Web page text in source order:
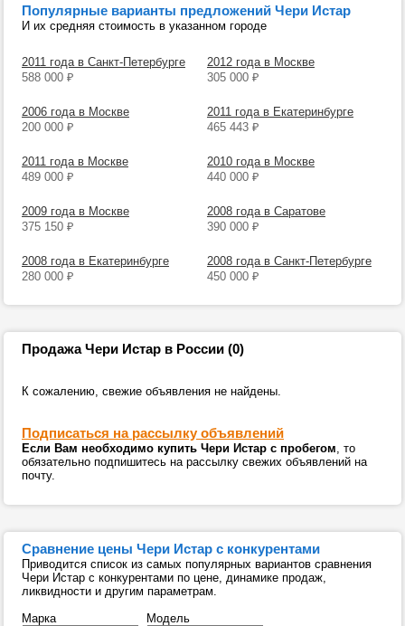
Популярные варианты предложений Чери Истар
И их средняя стоимость в указанном городе
2011 года в Санкт-Петербурге
588 000 ₽
2012 года в Москве
305 000 ₽
2006 года в Москве
200 000 ₽
2011 года в Екатеринбурге
465 443 ₽
2011 года в Москве
489 000 ₽
2010 года в Москве
440 000 ₽
2009 года в Москве
375 150 ₽
2008 года в Саратове
390 000 ₽
2008 года в Екатеринбурге
280 000 ₽
2008 года в Санкт-Петербурге
450 000 ₽
Продажа Чери Истар в России (0)
К сожалению, свежие объявления не найдены.
Подписаться на рассылку объявлений
Если Вам необходимо купить Чери Истар с пробегом, то
обязательно подпишитесь на рассылку свежих объявлений на
почту.
Сравнение цены Чери Истар с конкурентами
Приводится список из самых популярных вариантов сравнения
Чери Истар с конкурентами по цене, динамике продаж,
ликвидности и другим параметрам.
Марка
Модель